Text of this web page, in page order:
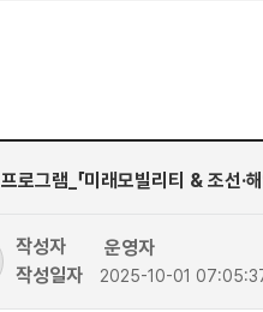
로그램_「미래모빌리티 & 조선·
작성자
운영자
작성일자
2025-10-01